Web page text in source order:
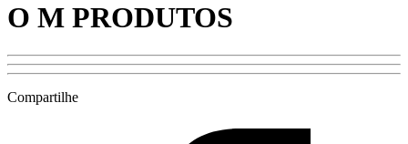
O M PRODUTOS
Compartilhe